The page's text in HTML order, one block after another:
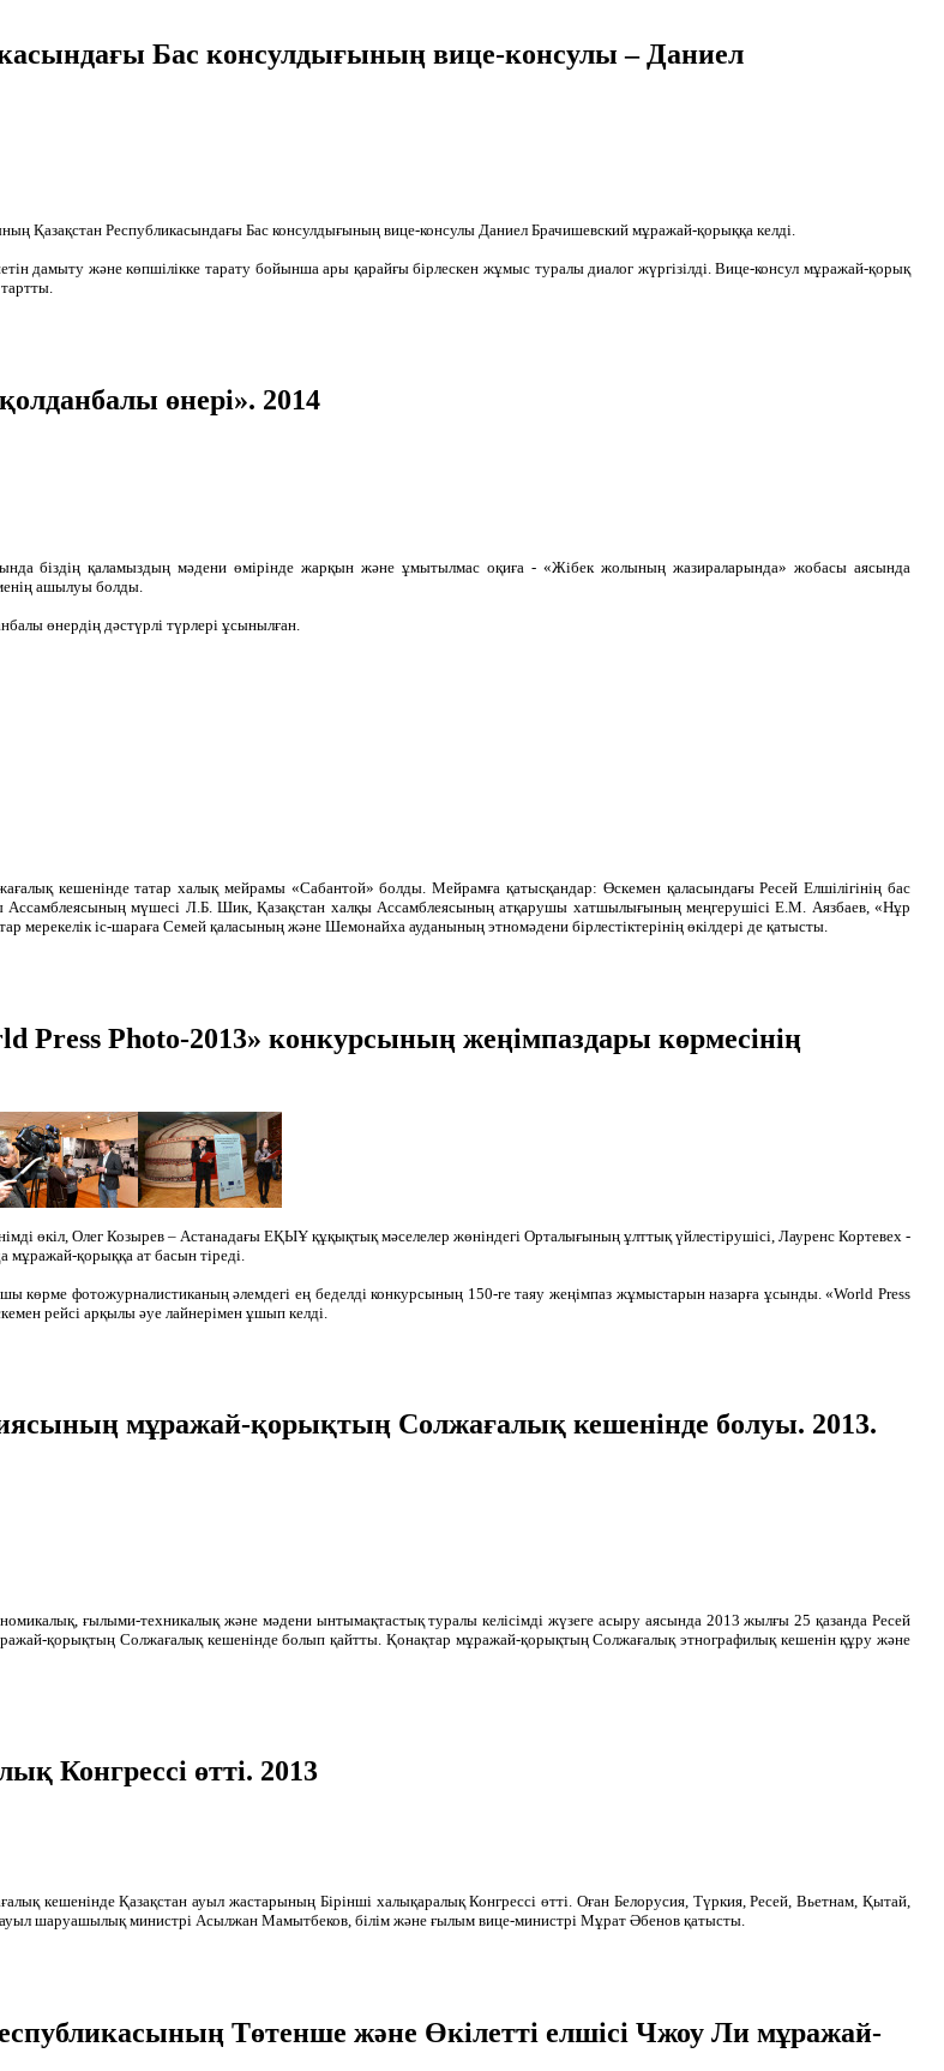
Бас консулдығының вице-консулы – Даниел
Қазақстан Республикасындағы Бас консулдығының вице-консулы Даниел Брачишевский мұражай-қорыққа келді.
дамыту және көпшілікке тарату бойынша ары қарайғы бірлескен жұмыс туралы диалог жүргізілді. Вице-консул мұражай-қорық
өнері». 2014
біздің қаламыздың мәдени өмірінде жарқын және ұмытылмас оқиға - «Жібек жолының жазираларында» жобасы аясында
ашылуы болды.
өнердің дәстүрлі түрлері ұсынылған.
кешенінде татар халық мейрамы «Сабантой» болды. Мейрамға қатысқандар: Өскемен қаласындағы Ресей Елшілігінің бас
мүшесі Л.Б. Шик, Қазақстан халқы Ассамблеясының атқарушы хатшылығының меңгерушісі Е.М. Аязбаев, «Нұр
мерекелік іс-шараға Семей қаласының және Шемонайха ауданының этномәдени бірлестіктерінің өкілдері де қатысты.
Press Photo-2013» конкурсының жеңімпаздары көрмесінің
өкіл, Олег Козырев – Астанадағы ЕҚЫҰ құқықтық мәселелер жөніндегі Орталығының ұлттық үйлестірушісі, Лауренс Кортевех -
қорыққа ат басын тіреді.
көрме фотожурналистиканың әлемдегі ең беделді конкурсының 150-ге таяу жеңімпаз жұмыстарын назарға ұсынды. «World Press
рейсі арқылы әуе лайнерімен ұшып келді.
мұражай-қорықтың Солжағалық кешенінде болуы. 2013.
ғылыми-техникалық және мәдени ынтымақтастық туралы келісімді жүзеге асыру аясында 2013 жылғы 25 қазанда Ресей
қорықтың Солжағалық кешенінде болып қайтты. Қонақтар мұражай-қорықтың Солжағалық этнографилық кешенін құру және
Конгрессі өтті. 2013
кешенінде Қазақстан ауыл жастарының Бірінші халықаралық Конгрессі өтті. Оған Белорусия, Түркия, Ресей, Вьетнам, Қытай,
шаруашылық министрі Асылжан Мамытбеков, білім және ғылым вице-министрі Мұрат Әбенов қатысты.
Төтенше және Өкілетті елшісі Чжоу Ли мұражай-